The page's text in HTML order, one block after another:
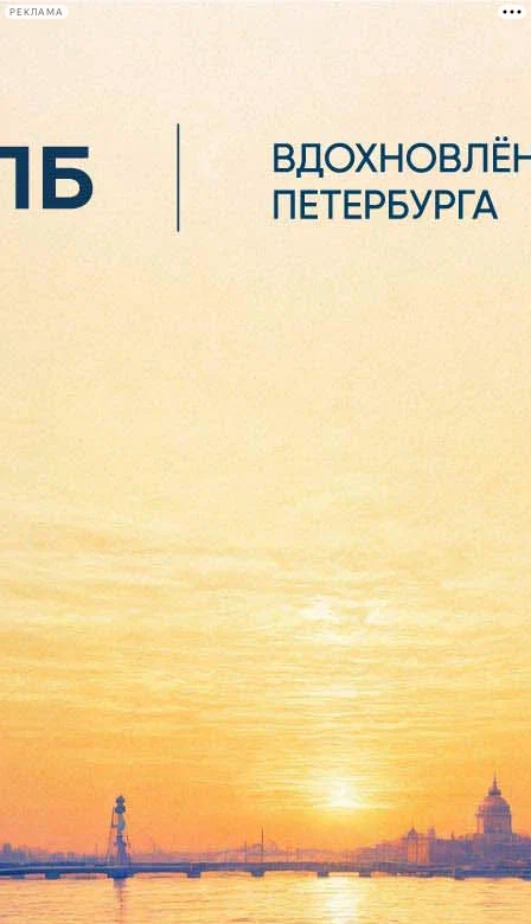
РЕКЛАМА
Сегодня:
Закрылось креативное
пространство «Ткачи»
06 марта 2020, 20:25 Версия для печати
В группе креативного простарнства «Ткачи» в социальной
сети «ВКонтакте» появиласьинформацияо закрытии
площадки.
«Дорогие друзья! Креативное пространство ТКАЧИ